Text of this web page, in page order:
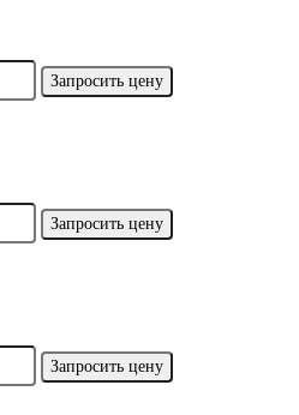
Запросить цену
Запросить цену
Запросить цену